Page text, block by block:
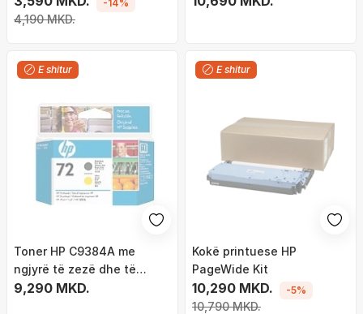
4,190 MKD.
-14%
E shitur
Toner HP C9384A me
ngjyrë të zezë dhe të
verdhë
9,290 MKD.
E shitur
Kokë printuese HP
PageWide Kit
10,290 MKD.
10,790 MKD.
-5%